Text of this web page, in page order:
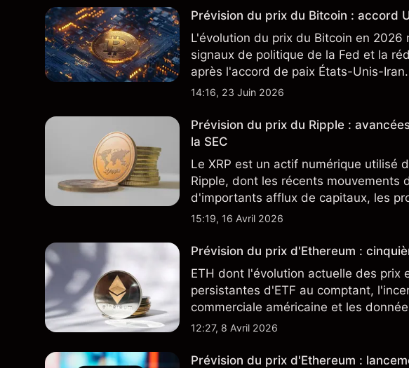
Prévision du prix du Bitcoin : accord
L'évolution du prix du Bitcoin en 2026
signaux de politique de la Fed et la
après l'accord de paix États-Unis-
constituent pas un indicateur fiable
14:16, 23 Juin 2026
Prévision du prix du Ripple :
la SEC
Le XRP est un actif numérique utilisé
Ripple, dont les récents mouvements
d'importants afflux de capitaux, les
ronde de la SEC prévue le 16 avril 2026.
15:19, 16 Avril 2026
Prévision du prix d'Ethereum :
ETH dont l'évolution actuelle des prix
persistantes d'ETF au comptant,
commerciale américaine et les
à venir. Les performances passées
12:27, 8 Avril 2026
Prévision du prix d'Ethereum :